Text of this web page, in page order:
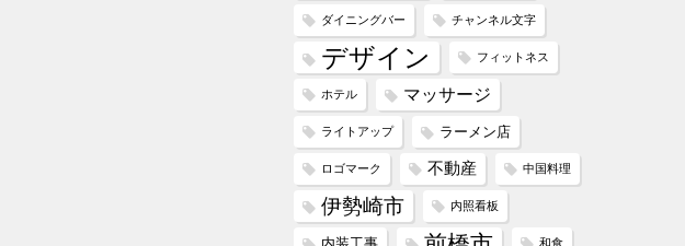
ダイニングバー チャンネル文字
デザイン フィットネス
ホテル マッサージ
ライトアップ ラーメン店
ロゴマーク 不動産 中国料理
伊勢崎市 内照看板
和食